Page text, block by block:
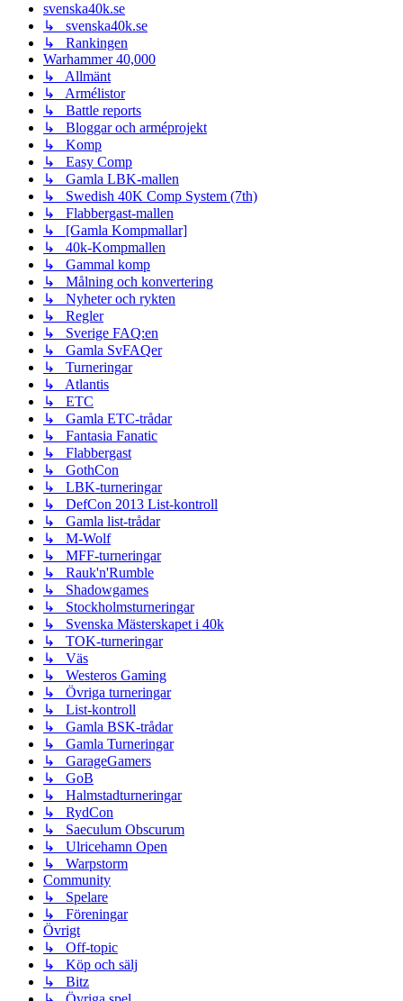
svenska40k.se
↳ svenska40k.se
↳ Rankingen
Warhammer 40,000
↳ Allmänt
↳ Armélistor
↳ Battle reports
↳ Bloggar och arméprojekt
↳ Komp
↳ Easy Comp
↳ Gamla LBK-mallen
↳ Swedish 40K Comp System (7th)
↳ Flabbergast-mallen
↳ [Gamla Kompmallar]
↳ 40k-Kompmallen
↳ Gammal komp
↳ Målning och konvertering
↳ Nyheter och rykten
↳ Regler
↳ Sverige FAQ:en
↳ Gamla SvFAQer
↳ Turneringar
↳ Atlantis
↳ ETC
↳ Gamla ETC-trådar
↳ Fantasia Fanatic
↳ Flabbergast
↳ GothCon
↳ LBK-turneringar
↳ DefCon 2013 List-kontroll
↳ Gamla list-trådar
↳ M-Wolf
↳ MFF-turneringar
↳ Rauk'n'Rumble
↳ Shadowgames
↳ Stockholmsturneringar
↳ Svenska Mästerskapet i 40k
↳ TOK-turneringar
↳ Väs
↳ Westeros Gaming
↳ Övriga turneringar
↳ List-kontroll
↳ Gamla BSK-trådar
↳ Gamla Turneringar
↳ GarageGamers
↳ GoB
↳ Halmstadturneringar
↳ RydCon
↳ Saeculum Obscurum
↳ Ulricehamn Open
↳ Warpstorm
Community
↳ Spelare
↳ Föreningar
Övrigt
↳ Off-topic
↳ Köp och sälj
↳ Bitz